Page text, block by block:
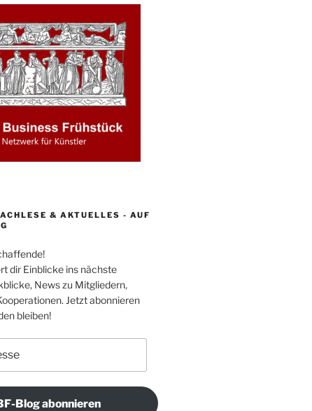
& AKTUELLES - AUF
dir Einblicke ins nächste
News zu Mitgliedern,
Jetzt abonnieren
bleiben!
Blog abonnieren